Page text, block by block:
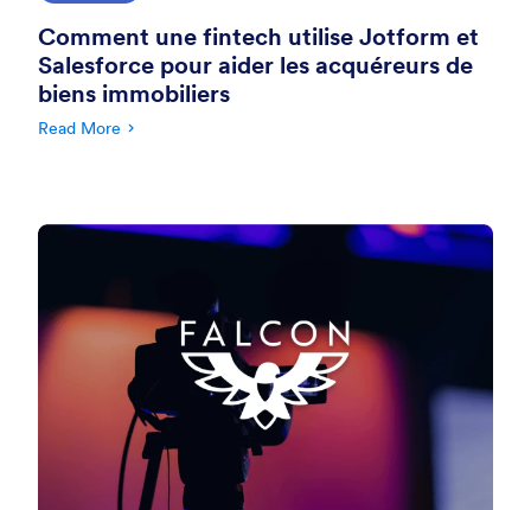
Comment une fintech utilise Jotform et
Salesforce pour aider les acquéreurs de
biens immobiliers
Read More